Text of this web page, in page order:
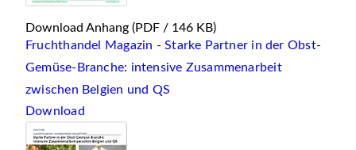
Download Anhang (PDF / 146 KB)
Fruchthandel Magazin - Starke Partner in der Obst-
Gemüse-Branche: intensive Zusammenarbeit
zwischen Belgien und QS
Download